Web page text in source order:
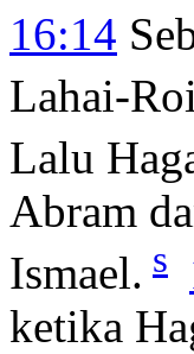
16:14
Lahai-
Lalu
Abram
Ismael. s
ketika